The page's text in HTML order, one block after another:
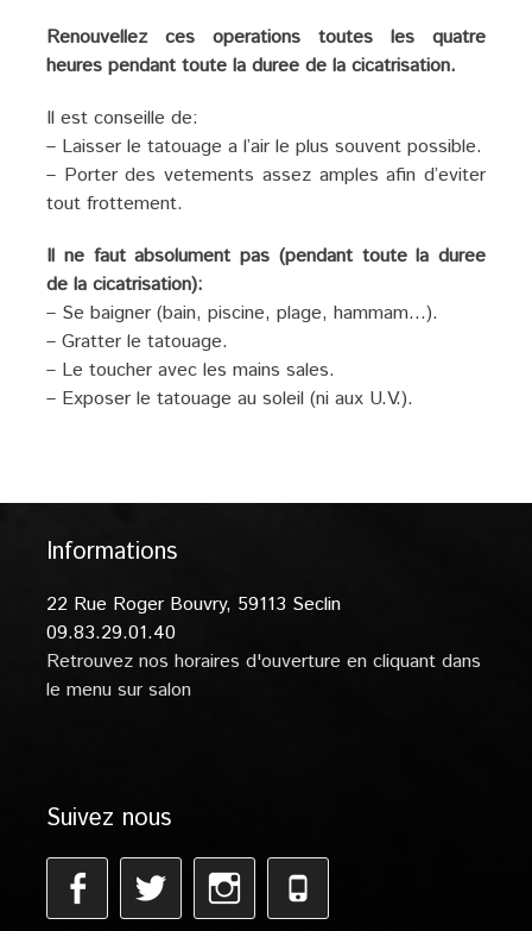
Renouvellez ces operations toutes les quatre
heures pendant toute la duree de la cicatrisation.
Il est conseille de:
– Laisser le tatouage a l’air le plus souvent possible.
– Porter des vetements assez amples afin d’eviter
tout frottement.
Il ne faut absolument pas (pendant toute la duree
de la cicatrisation):
– Se baigner (bain, piscine, plage, hammam…).
– Gratter le tatouage.
– Le toucher avec les mains sales.
– Exposer le tatouage au soleil (ni aux U.V.).
Informations
22 Rue Roger Bouvry, 59113 Seclin
09.83.29.01.40
Retrouvez nos horaires d'ouverture en cliquant dans
le menu sur salon
Suivez nous
Facebook
Twitter Instagram